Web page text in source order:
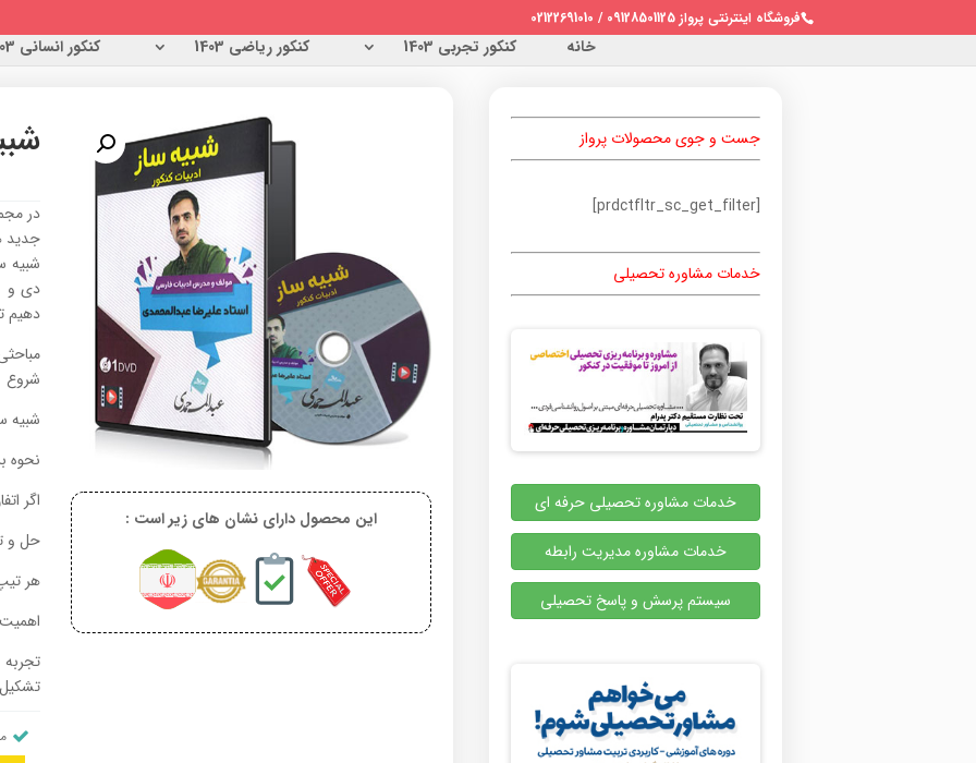
فروشگاه اینترنتی پرواز 09128501125 / 02122691010
خانه کنکور تجربی 1403 کنکور ریاضی 1403 کنکور انسانی 1403
این محصول دارای نشان های زیر است :
جدید
دهیم
شروع
شبیه
نحوه
اگر
حل و
هر
جست و جوی محصولات پرواز
[prdctfltr_sc_get_filter]
خدمات مشاوره تحصیلی
خدمات مشاوره تحصیلی حرفه ای
خدمات مشاوره مدیریت رابطه
سیستم پرسش و پاسخ تحصیلی